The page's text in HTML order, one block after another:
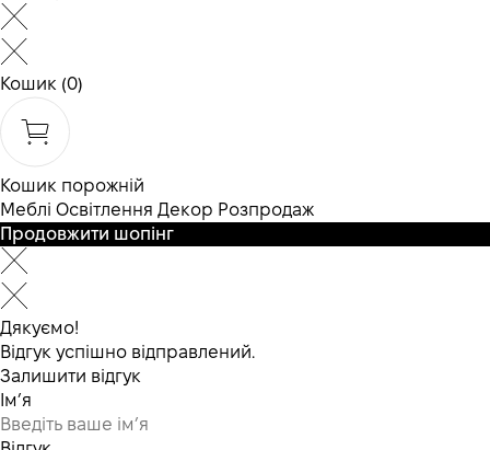
Кошик (0)
Кошик порожній
Меблі Освітлення Декор Розпродаж
Продовжити шопінг
Дякуємо!
Відгук успішно відправлений.
Залишити відгук
Ім’я